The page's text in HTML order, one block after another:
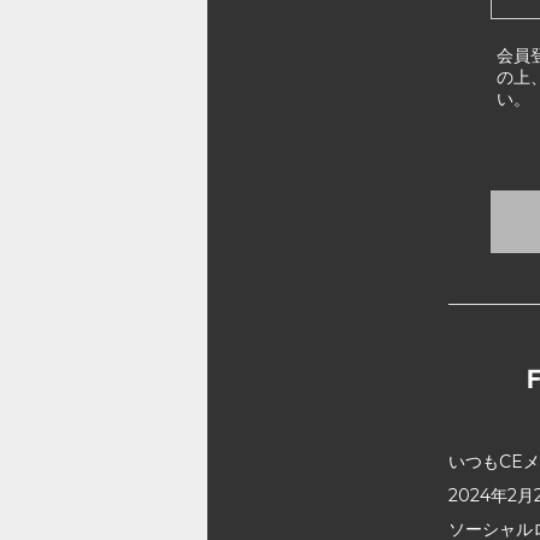
会員
の上
い。
いつもCE
2024年2月
ソーシャ